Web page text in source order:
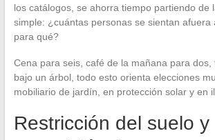
los catálogos, se ahorra tiempo partiendo de
simple: ¿cuántas personas se sientan afuera
para qué?
Cena para seis, café de la mañana para dos,
bajo un árbol, todo esto orienta elecciones
mobiliario de jardín, en protección solar y en
Restricción del suelo y